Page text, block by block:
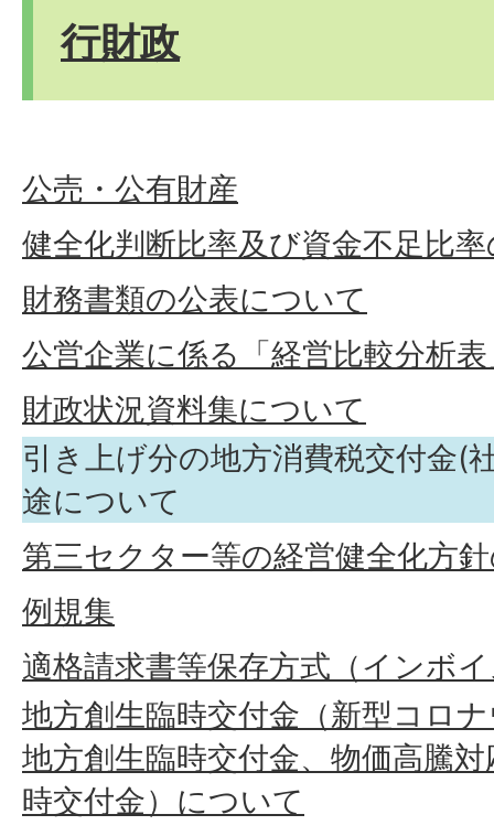
行財政
公売・公有財産
健全化判断比率及び資金不足比
財務書類の公表について
公営企業に係る「経営比較分析
財政状況資料集について
引き上げ分の地方消費税交付金(
途について
第三セクター等の経営健全化方
例規集
適格請求書等保存方式（インボ
地方創生臨時交付金（新型コロ
地方創生臨時交付金、物価高騰
時交付金）について